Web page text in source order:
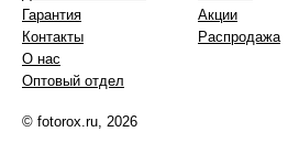
Гарантия
Контакты
О нас
Оптовый отдел
Акции
Распродажа
© fotorox.ru, 2026